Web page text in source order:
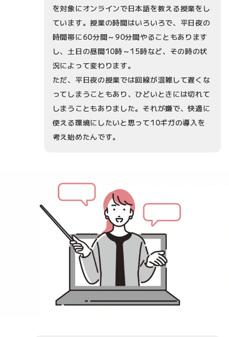
を対象にオンラインで日本語を教える授業をし
ています。授業の時間はいろいろで、平日夜の
時間帯に60分間～90分間やることもあります
し、土日の昼間10時～15時など、その時の状
況によって変わります。
ただ、平日夜の授業では回線が混雑して遅くな
ってしまうこともあり、ひどいときには切れて
しまうこともありました。それが嫌で、快適に
使える環境にしたいと思って10ギガの導入を
考え始めたんです。